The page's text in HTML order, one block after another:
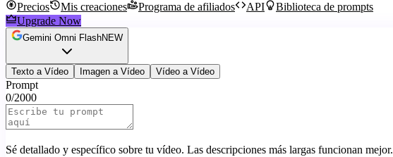
Precios
Mis creaciones Programa de afiliados API
Biblioteca de prompts
Upgrade Now
Gemini Omni FlashNEW
Texto a Vídeo Imagen a Vídeo Vídeo a Vídeo
Prompt
0/2000
Sé detallado y específico sobre tu vídeo. Las descripciones más largas funcionan mejor.